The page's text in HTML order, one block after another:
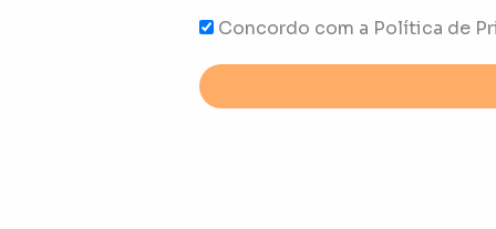
Concordo com a Política de